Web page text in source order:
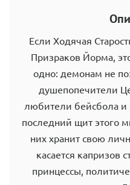
Если Ходячая
Призраков Йорма,
одно: демонам не
душепопечители
любители бейсбола и
последний щит этого
них хранит свою
касается капризов
принцессы,